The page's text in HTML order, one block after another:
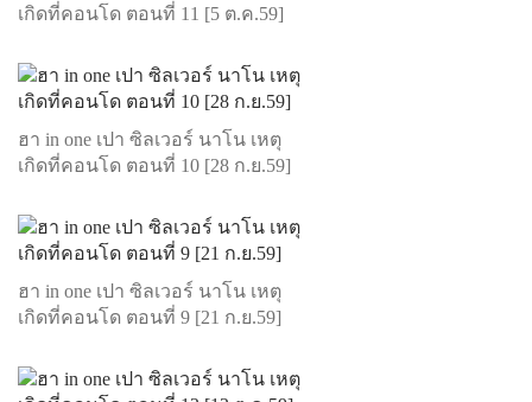
เกิดที่คอนโด ตอนที่ 11 [5 ต.ค.59]
ฮา in one เปา ซิลเวอร์ นาโน เหตุ
เกิดที่คอนโด ตอนที่ 10 [28 ก.ย.59]
ฮา in one เปา ซิลเวอร์ นาโน เหตุ
เกิดที่คอนโด ตอนที่ 9 [21 ก.ย.59]